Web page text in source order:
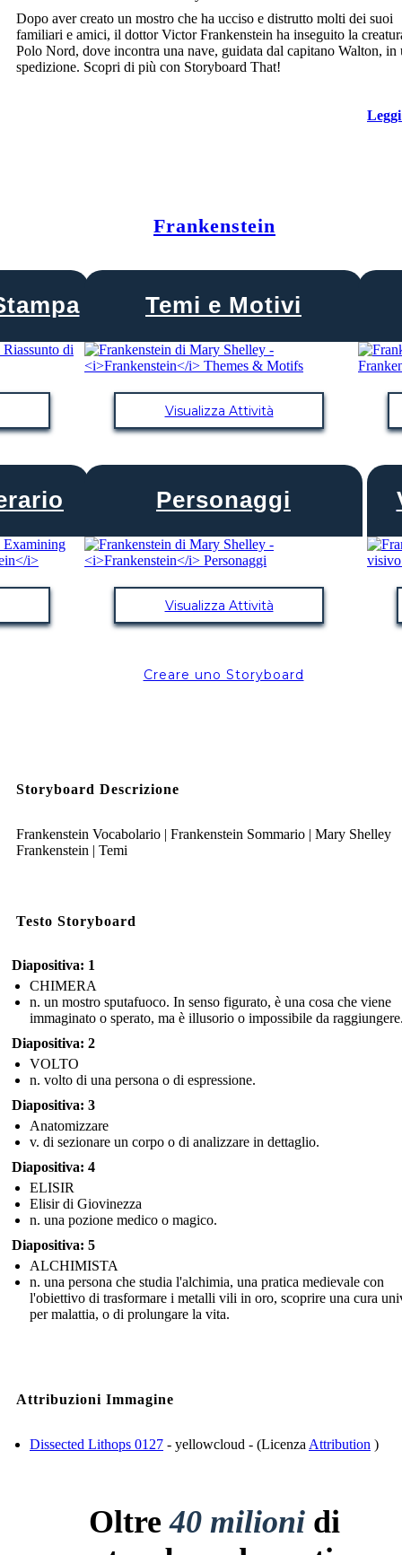
Dopo aver creato un mostro che ha ucciso e distrutto molti dei suoi
familiari e amici, il dottor Victor Frankenstein ha inseguito la
Polo Nord, dove incontra una nave, guidata dal capitano Walton, in
spedizione. Scopri di più con Storyboard That!
Frankenstein
Temi e Motivi
Visualizza Attività
Personaggi
Visualizza Attività
Creare uno Storyboard
Storyboard Descrizione
Frankenstein Vocabolario | Frankenstein Sommario | Mary Shelley
Frankenstein | Temi
Testo Storyboard
Diapositiva: 1
CHIMERA
n. un mostro sputafuoco. In senso figurato, è una cosa che viene
immaginato o sperato, ma è illusorio o impossibile da
Diapositiva: 2
VOLTO
n. volto di una persona o di espressione.
Diapositiva: 3
Anatomizzare
v. di sezionare un corpo o di analizzare in dettaglio.
Diapositiva: 4
ELISIR
Elisir di Giovinezza
n. una pozione medico o magico.
Diapositiva: 5
ALCHIMISTA
n. una persona che studia l'alchimia, una pratica medievale con
l'obiettivo di trasformare i metalli vili in oro, scoprire una cura
per malattia, o di prolungare la vita.
Attribuzioni Immagine
Dissected Lithops 0127 - yellowcloud - (Licenza Attribution )
Oltre40 milioni di